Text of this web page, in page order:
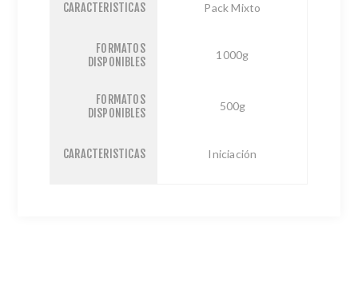
CARACTERISTICAS Pack Mixto
FORMATOS
DISPONIBLES
1000g
FORMATOS
DISPONIBLES
500g
CARACTERISTICAS Iniciación